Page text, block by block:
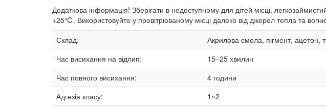
Додаткова інформація! Зберігати в недоступному для дітей місці,
+25℃. Використовуйте у провітрюваному місці далеко від джерел тепла та
Склад:
Акрилова смола, пігмент, ацетон,
Час висихання на відлип:
15–25 хвилин
Час повного висихання:
4 години
Адгезія класу:
1~2